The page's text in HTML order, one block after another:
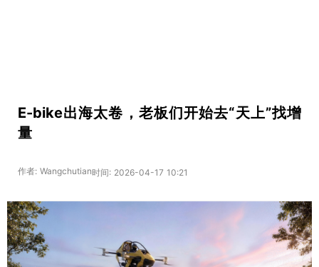
E-bike出海太卷，老板们开始去“天上”找增
量
作者: Wangchutian时间: 2026-04-17 10:21